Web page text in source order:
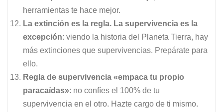
herramientas te hace mejor.
La extinción es la regla. La supervivencia es la
excepción: viendo la historia del Planeta Tierra, hay
más extinciones que supervivencias. Prepárate para
ello.
Regla de supervivencia «empaca tu propio
paracaídas»: no confíes el 100% de tu
supervivencia en el otro. Hazte cargo de ti mismo.